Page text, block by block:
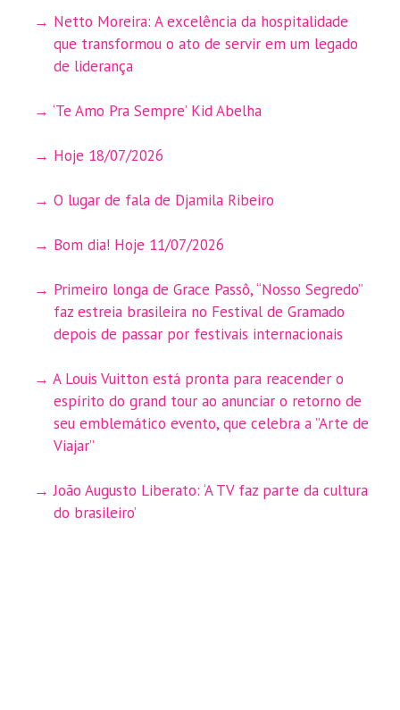
Netto Moreira: A excelência da hospitalidade
que transformou o ato de servir em um legado
de liderança
‘Te Amo Pra Sempre’ Kid Abelha
Hoje 18/07/2026
O lugar de fala de Djamila Ribeiro
Bom dia! Hoje 11/07/2026
Primeiro longa de Grace Passô, “Nosso Segredo”
faz estreia brasileira no Festival de Gramado
depois de passar por festivais internacionais
A Louis Vuitton está pronta para reacender o
espírito do grand tour ao anunciar o retorno de
seu emblemático evento, que celebra a ”Arte de
Viajar”
João Augusto Liberato: ‘A TV faz parte da cultura
do brasileiro’